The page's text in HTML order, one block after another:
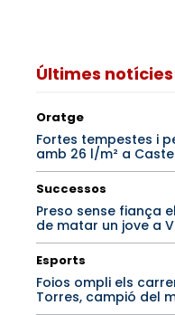
Últimes notícies
Oratge
Fortes tempestes i
amb 26 l/m² a
Successos
Preso sense fiança
de matar un jove a
Esports
Foios ompli els
Torres, campió del